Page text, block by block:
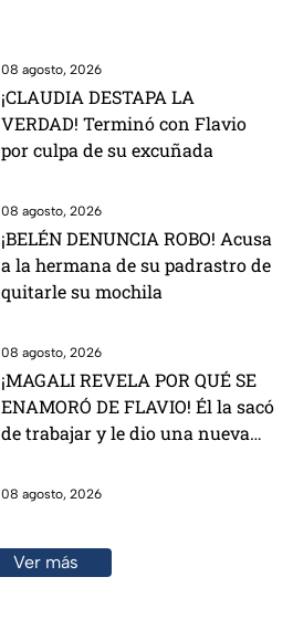
08 agosto, 2026
¡CLAUDIA DESTAPA LA
VERDAD! Terminó con Flavio
por culpa de su excuñada
08 agosto, 2026
¡BELÉN DENUNCIA ROBO! Acusa
a la hermana de su padrastro de
quitarle su mochila
08 agosto, 2026
¡MAGALI REVELA POR QUÉ SE
ENAMORÓ DE FLAVIO! Él la sacó
de trabajar y le dio una nueva
08 agosto, 2026
Ver más